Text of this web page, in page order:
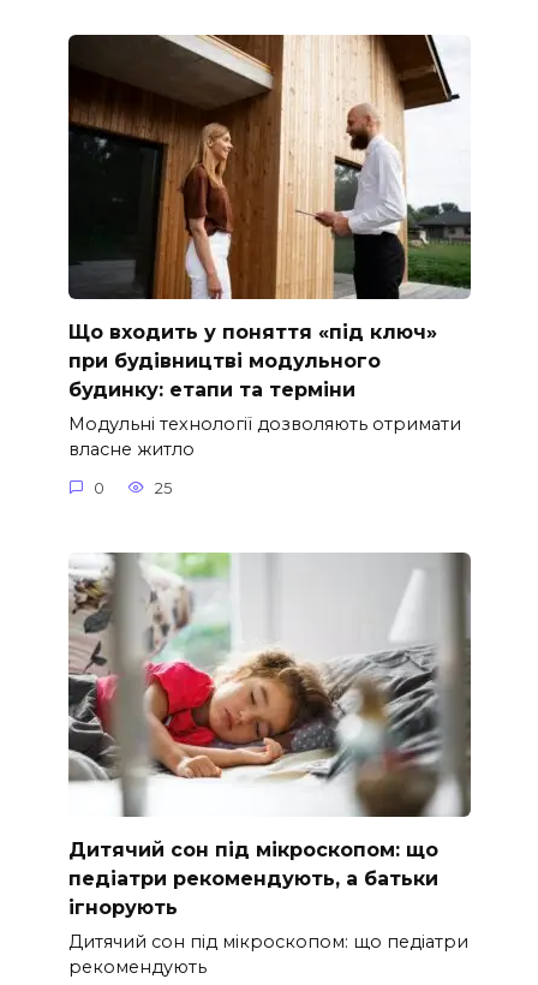
Що входить у поняття «під ключ»
при будівництві модульного
будинку: етапи та терміни
Модульні технології дозволяють отримати
власне житло
0 25
Дитячий сон під мікроскопом: що
педіатри рекомендують, а батьки
ігнорують
Дитячий сон під мікроскопом: що педіатри
рекомендують